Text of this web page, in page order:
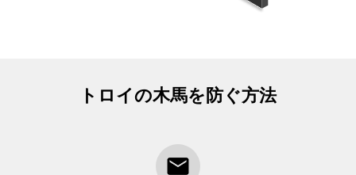
トロイの木馬を防ぐ方法